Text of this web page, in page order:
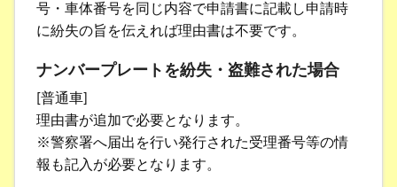
号・車体番号を同じ内容で申請書に記載し申請時
に紛失の旨を伝えれば理由書は不要です。
ナンバープレートを紛失・盗難された場合
[普通車]
理由書が追加で必要となります。
※警察署へ届出を行い発行された受理番号等の情
報も記入が必要となります。